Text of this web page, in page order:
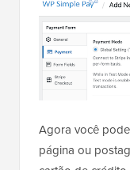
Agora você
página ou